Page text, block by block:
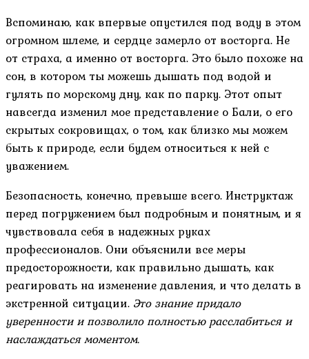
Вспоминаю, как впервые опустился под воду в этом
огромном шлеме, и сердце замерло от восторга. Не
от страха, а именно от восторга. Это было похоже на
сон, в котором ты можешь дышать под водой и
гулять по морскому дну, как по парку. Этот опыт
навсегда изменил мое представление о Бали, о его
скрытых сокровищах, о том, как близко мы можем
быть к природе, если будем относиться к ней с
уважением.
Безопасность, конечно, превыше всего. Инструктаж
перед погружением был подробным и понятным, и я
чувствовала себя в надежных руках
профессионалов. Они объяснили все меры
предосторожности, как правильно дышать, как
реагировать на изменение давления, и что делать в
экстренной ситуации. Это знание придало
уверенности и позволило полностью расслабиться и
наслаждаться моментом.